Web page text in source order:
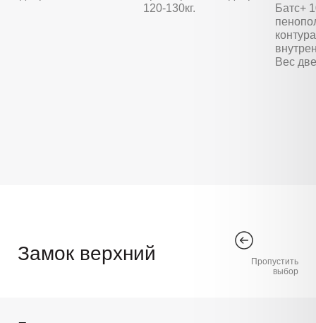
120-130кг.
Батс+
Вес
Замок верхний
Пропустить
выбор